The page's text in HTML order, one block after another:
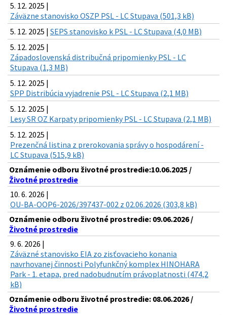
5. 12. 2025 |
Záväzne stanovisko OSZP PSL - LC Stupava (501,3 kB)
5. 12. 2025 | SEPS stanovisko k PSL - LC Stupava (4,0 MB)
5. 12. 2025 |
Západoslovenská distribučná pripomienky PSL - LC
Stupava (1,3 MB)
5. 12. 2025 |
SPP Distribúcia vyjadrenie PSL - LC Stupava (2,1 MB)
5. 12. 2025 |
Lesy SR OZ Karpaty pripomienky PSL - LC Stupava (2,1 MB)
5. 12. 2025 |
Prezenčná listina z prerokovania správy o hospodárení -
LC Stupava (515,9 kB)
Oznámenie odboru životné prostredie:10.06.2025 /
Životné prostredie
10. 6. 2026 |
OU-BA-OOP6-2026/397437-002 z 02.06.2026 (303,8 kB)
Oznámenie odboru životné prostredie: 09.06.2026 /
Životné prostredie
9. 6. 2026 |
Záväzné stanovisko EIA zo zisťovacieho konania
navrhovanej činnosti Polyfunkčný komplex HINOHARA
Park - 1. etapa, pred nadobudnutím právoplatnosti (474,2
kB)
Oznámenie odboru životné prostredie: 08.06.2026 /
Životné prostredie